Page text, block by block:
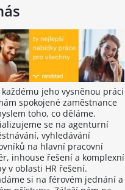
jeho vysněnou práci
spokojené zaměstnance
toho, co děláme.
se na agenturní
vyhledávání
na hlavní pracovní
inhouse řešení a komplexní
v oblasti HR řešení.
si na férovém jednání a